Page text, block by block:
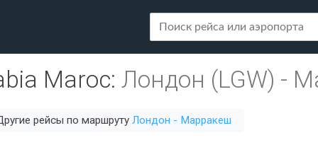
Maroc: Лондон (LGW) -
рейсы по маршруту Лондон - Марракеш